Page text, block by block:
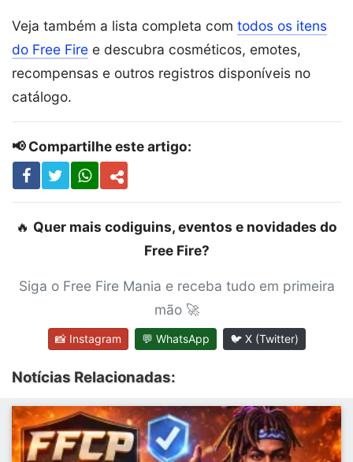
Veja também a lista completa com todos os itens
do Free Fire e descubra cosméticos, emotes,
recompensas e outros registros disponíveis no
catálogo.
📢 Compartilhe este artigo:
🔥 Quer mais codiguins, eventos e novidades do
Free Fire?
Siga o Free Fire Mania e receba tudo em primeira
mão 🚀
📸 Instagram 💬 WhatsApp 🐦 X (Twitter)
Notícias Relacionadas: